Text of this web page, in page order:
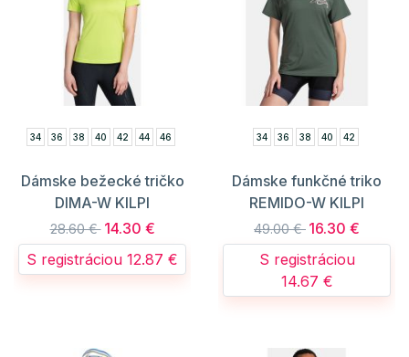
34 36 38 40 42 44 46
Dámske bežecké tričko
DIMA-W KILPI
28.60 € 14.30 €
S registráciou 12.87 €
34 36 38 40 42
Dámske funkčné triko
REMIDO-W KILPI
49.00 € 16.30 €
S registráciou
14.67 €